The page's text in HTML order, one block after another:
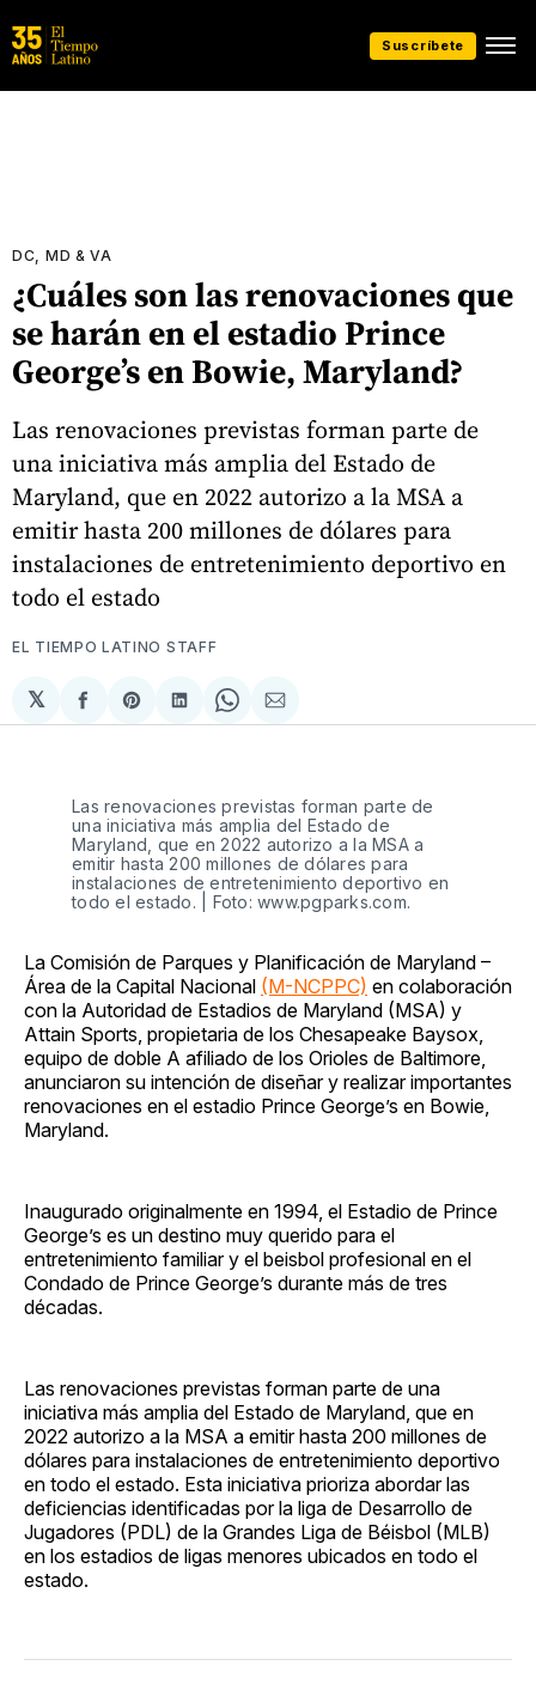
Suscríbete
DC, MD & VA
¿Cuáles son las renovaciones que
se harán en el estadio Prince
George’s en Bowie, Maryland?
Las renovaciones previstas forman parte de
una iniciativa más amplia del Estado de
Maryland, que en 2022 autorizo a la MSA a
emitir hasta 200 millones de dólares para
instalaciones de entretenimiento deportivo en
todo el estado
EL TIEMPO LATINO STAFF
𝕏
Compartir
en
Share
on
Compartir
en
Share
on
Compartir
via
Las renovaciones previstas forman parte de
una iniciativa más amplia del Estado de
Maryland, que en 2022 autorizo a la MSA a
emitir hasta 200 millones de dólares para
instalaciones de entretenimiento deportivo en
todo el estado. | Foto: www.pgparks.com.
La Comisión de Parques y Planificación de Maryland –
Área de la Capital Nacional (M-NCPPC) en colaboración
con la Autoridad de Estadios de Maryland (MSA) y
Attain Sports, propietaria de los Chesapeake Baysox,
equipo de doble A afiliado de los Orioles de Baltimore,
anunciaron su intención de diseñar y realizar importantes
renovaciones en el estadio Prince George’s en Bowie,
Maryland.
Inaugurado originalmente en 1994, el Estadio de Prince
George’s es un destino muy querido para el
entretenimiento familiar y el beisbol profesional en el
Condado de Prince George’s durante más de tres
décadas.
Las renovaciones previstas forman parte de una
iniciativa más amplia del Estado de Maryland, que en
2022 autorizo a la MSA a emitir hasta 200 millones de
dólares para instalaciones de entretenimiento deportivo
en todo el estado. Esta iniciativa prioriza abordar las
deficiencias identificadas por la liga de Desarrollo de
Jugadores (PDL) de la Grandes Liga de Béisbol (MLB)
en los estadios de ligas menores ubicados en todo el
estado.